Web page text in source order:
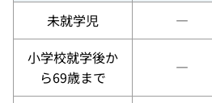
未就学児
―
小学校就学後か
ら69歳まで
―